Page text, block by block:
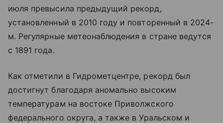
июля превысила предыдущий рекорд,
установленный в 2010 году и повторенный в 2024-
м. Регулярные метеонаблюдения в стране ведутся
с 1891 года.
Как отметили в Гидрометцентре, рекорд был
достигнут благодаря аномально высоким
температурам на востоке Приволжского
федерального округа, а также в Уральском и